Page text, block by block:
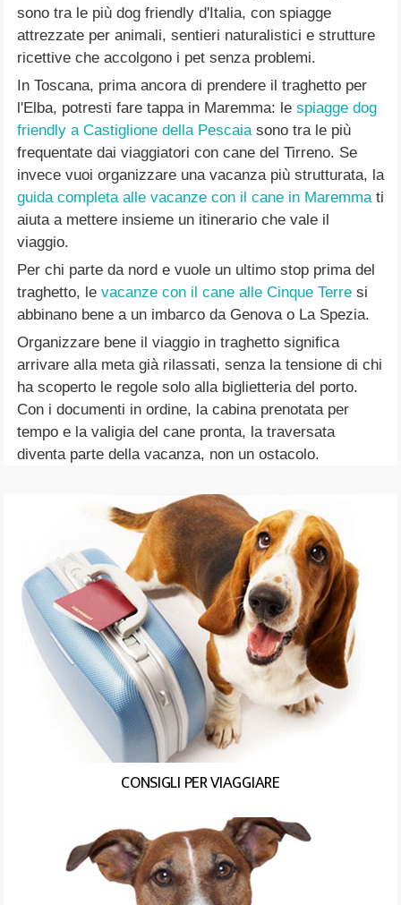
sono tra le più dog friendly d'Italia, con spiagge
attrezzate per animali, sentieri naturalistici e strutture
ricettive che accolgono i pet senza problemi.
In Toscana, prima ancora di prendere il traghetto per
l'Elba, potresti fare tappa in Maremma: le spiagge dog
friendly a Castiglione della Pescaia sono tra le più
frequentate dai viaggiatori con cane del Tirreno. Se
invece vuoi organizzare una vacanza più strutturata, la
guida completa alle vacanze con il cane in Maremma ti
aiuta a mettere insieme un itinerario che vale il
viaggio.
Per chi parte da nord e vuole un ultimo stop prima del
traghetto, le vacanze con il cane alle Cinque Terre si
abbinano bene a un imbarco da Genova o La Spezia.
Organizzare bene il viaggio in traghetto significa
arrivare alla meta già rilassati, senza la tensione di chi
ha scoperto le regole solo alla biglietteria del porto.
Con i documenti in ordine, la cabina prenotata per
tempo e la valigia del cane pronta, la traversata
diventa parte della vacanza, non un ostacolo.
CONSIGLI PER VIAGGIARE